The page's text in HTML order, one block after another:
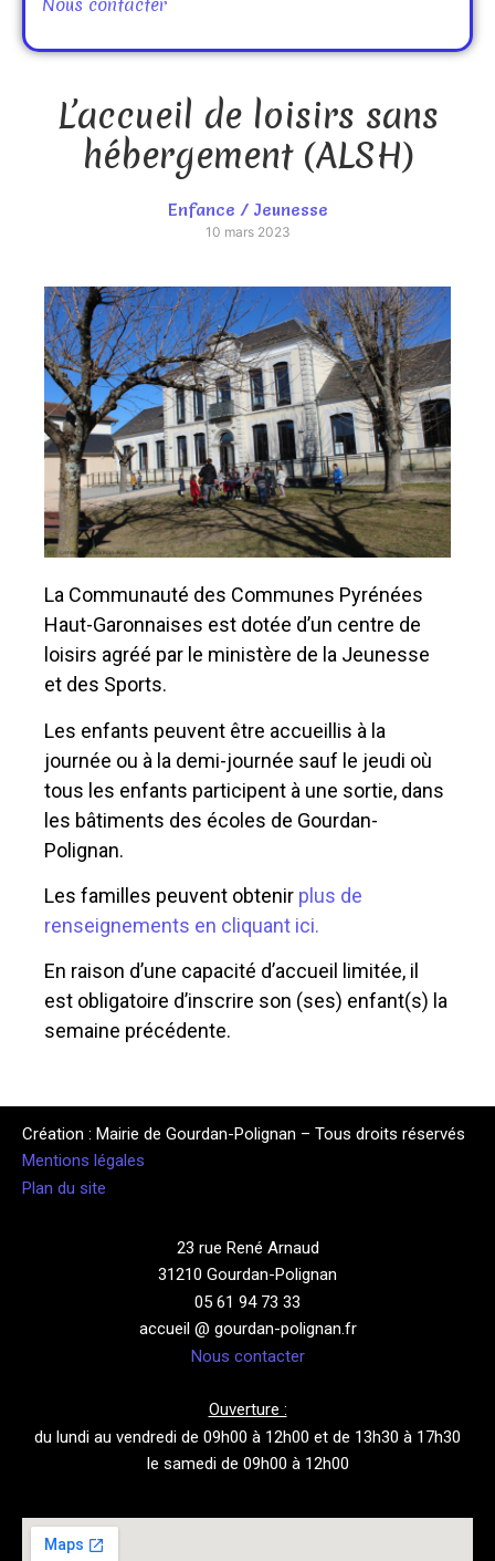
L’accueil de loisirs sans
hébergement (ALSH)
Enfance / Jeunesse
10 mars 2023
La Communauté des Communes Pyrénées
Haut-Garonnaises est dotée d’un centre de
loisirs agréé par le ministère de la Jeunesse
et des Sports.
Les enfants peuvent être accueillis à la
journée ou à la demi-journée sauf le jeudi où
tous les enfants participent à une sortie, dans
les bâtiments des écoles de Gourdan-
Polignan.
Les familles peuvent obtenir plus de
renseignements en cliquant ici.
En raison d’une capacité d’accueil limitée, il
est obligatoire d’inscrire son (ses) enfant(s) la
semaine précédente.
Création : Mairie de Gourdan-Polignan – Tous droits réservés
Mentions légales
Plan du site
23 rue René Arnaud
31210 Gourdan-Polignan
05 61 94 73 33
accueil @ gourdan-polignan.fr
Nous contacter
Ouverture :
du lundi au vendredi de 09h00 à 12h00 et de 13h30 à 17h30
le samedi de 09h00 à 12h00